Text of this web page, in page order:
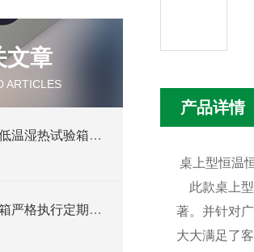
文章
ARTICLES
及时排查处理高低温湿热试验箱故障保证试验数据具备参考价值
高低温湿热试验箱严格执行定期维护保养方法可有效预防故障发生
产品详情
桌上型恒温
此款桌上
著。并针对
大大满足了